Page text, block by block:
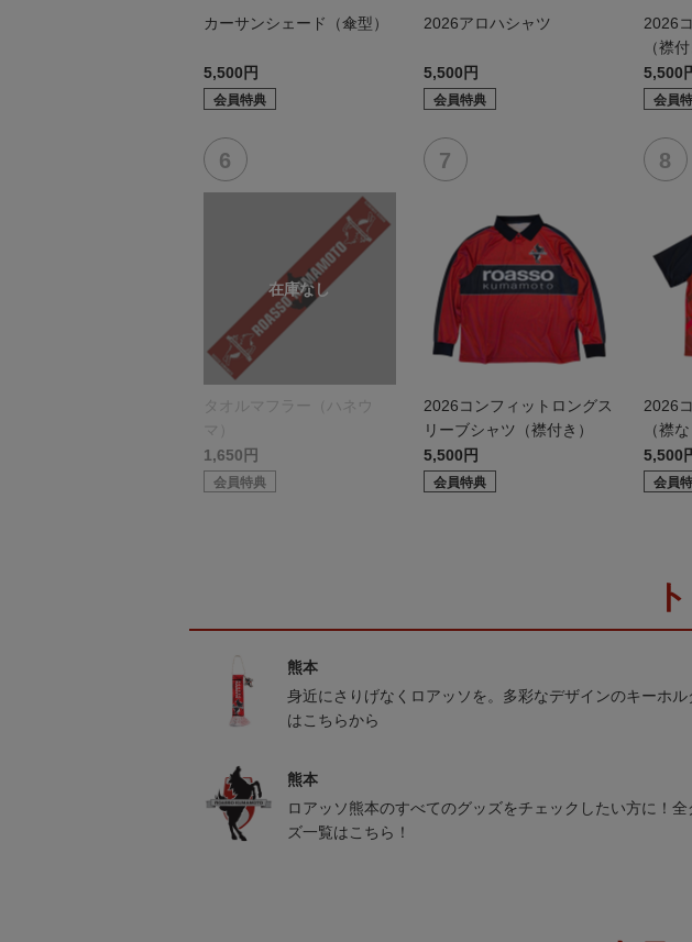
カーサンシェード（傘型）
5,500円
会員特典
2026アロハシャツ
5,500円
会員特典
2026
（襟付
5,500
会員
タオルマフラー（ハネウ
マ）
1,650円
会員特典
2026コンフィットロングス
リーブシャツ（襟付き）
5,500円
会員特典
2026
（襟
5,500
会員
熊本
身近にさりげなくロアッソを。多彩なデザインのキーホル
はこちらから
熊本
ロアッソ熊本のすべてのグッズをチェックしたい方に！全
ズ一覧はこちら！